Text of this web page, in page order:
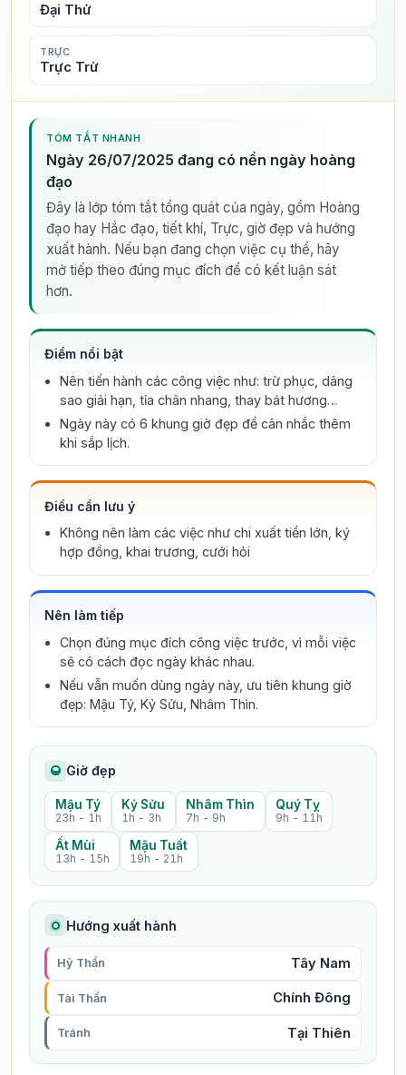
Đại Thử
TRỰC
Trực Trừ
TÓM TẮT NHANH
Ngày 26/07/2025 đang có nền ngày hoàng
đạo
Đây là lớp tóm tắt tổng quát của ngày, gồm Hoàng
đạo hay Hắc đạo, tiết khí, Trực, giờ đẹp và hướng
xuất hành. Nếu bạn đang chọn việc cụ thể, hãy
mở tiếp theo đúng mục đích để có kết luận sát
hơn.
Điểm nổi bật
Nên tiến hành các công việc như: trừ phục, dâng
sao giải hạn, tỉa chân nhang, thay bát hương…
Ngày này có 6 khung giờ đẹp để cân nhắc thêm
khi sắp lịch.
Điều cần lưu ý
Không nên làm các việc như chi xuất tiền lớn, ký
hợp đồng, khai trương, cưới hỏi
Nên làm tiếp
Chọn đúng mục đích công việc trước, vì mỗi việc
sẽ có cách đọc ngày khác nhau.
Nếu vẫn muốn dùng ngày này, ưu tiên khung giờ
đẹp: Mậu Tý, Kỷ Sửu, Nhâm Thìn.
Giờ đẹp
Mậu Tý
23h - 1h
Kỷ Sửu
1h - 3h
Nhâm Thìn
7h - 9h
Quý Tỵ
9h - 11h
Ất Mùi
13h - 15h
Mậu Tuất
19h - 21h
Hướng xuất hành
Hỷ Thần Tây Nam
Tài Thần Chính Đông
Tránh Tại Thiên